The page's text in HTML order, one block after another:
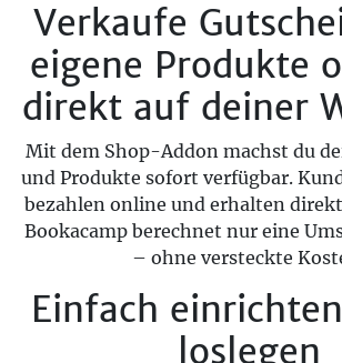
Verkaufe
eigene Produkte
direkt auf deiner
Mit dem Shop-Addon machst du
und Produkte sofort verfügbar.
bezahlen online und erhalten
Bookacamp berechnet nur eine
– ohne versteckte
Einfach
loslegen